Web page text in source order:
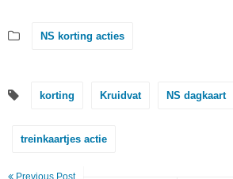
NS korting acties
korting Kruidvat NS dagkaart
treinkaartjes actie